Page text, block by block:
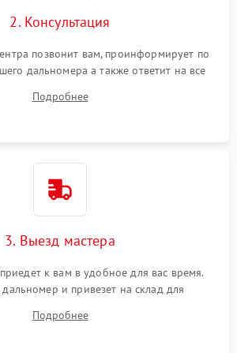
2. Консультация
позвонит вам, проинформирует по
дальномера а также ответит на все
Подробнее
3. Выезд мастера
к вам в удобное для вас время.
и привезет на склад для
Подробнее